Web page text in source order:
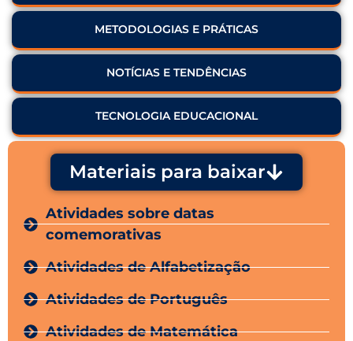
METODOLOGIAS E PRÁTICAS
NOTÍCIAS E TENDÊNCIAS
TECNOLOGIA EDUCACIONAL
Materiais para baixar
Atividades sobre datas
comemorativas
Atividades de Alfabetização
Atividades de Português
Atividades de Matemática